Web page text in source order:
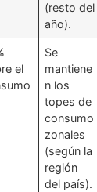
(resto del
año).
el
Se
mantiene
n los
topes de
consumo
zonales
(según la
región
del país).